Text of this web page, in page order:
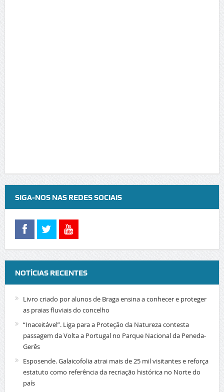
SIGA-NOS NAS REDES SOCIAIS
NOTÍCIAS RECENTES
Livro criado por alunos de Braga ensina a conhecer e proteger
as praias fluviais do concelho
“Inaceitável”. Liga para a Proteção da Natureza contesta
passagem da Volta a Portugal no Parque Nacional da Peneda-
Gerês
Esposende. Galaicofolia atrai mais de 25 mil visitantes e reforça
estatuto como referência da recriação histórica no Norte do
país